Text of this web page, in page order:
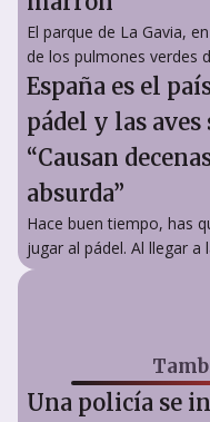
El parque de La Gavia,
de los pulmones verdes
España es el
pádel y las
“Causan
absurda”
Hace buen tiempo, has
jugar al pádel. Al llegar a
Una policía se